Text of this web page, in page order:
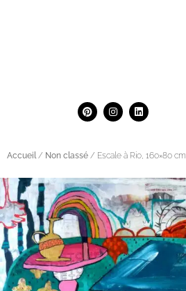
Accueil / Non classé / Escale à Rio, 160×80 cm